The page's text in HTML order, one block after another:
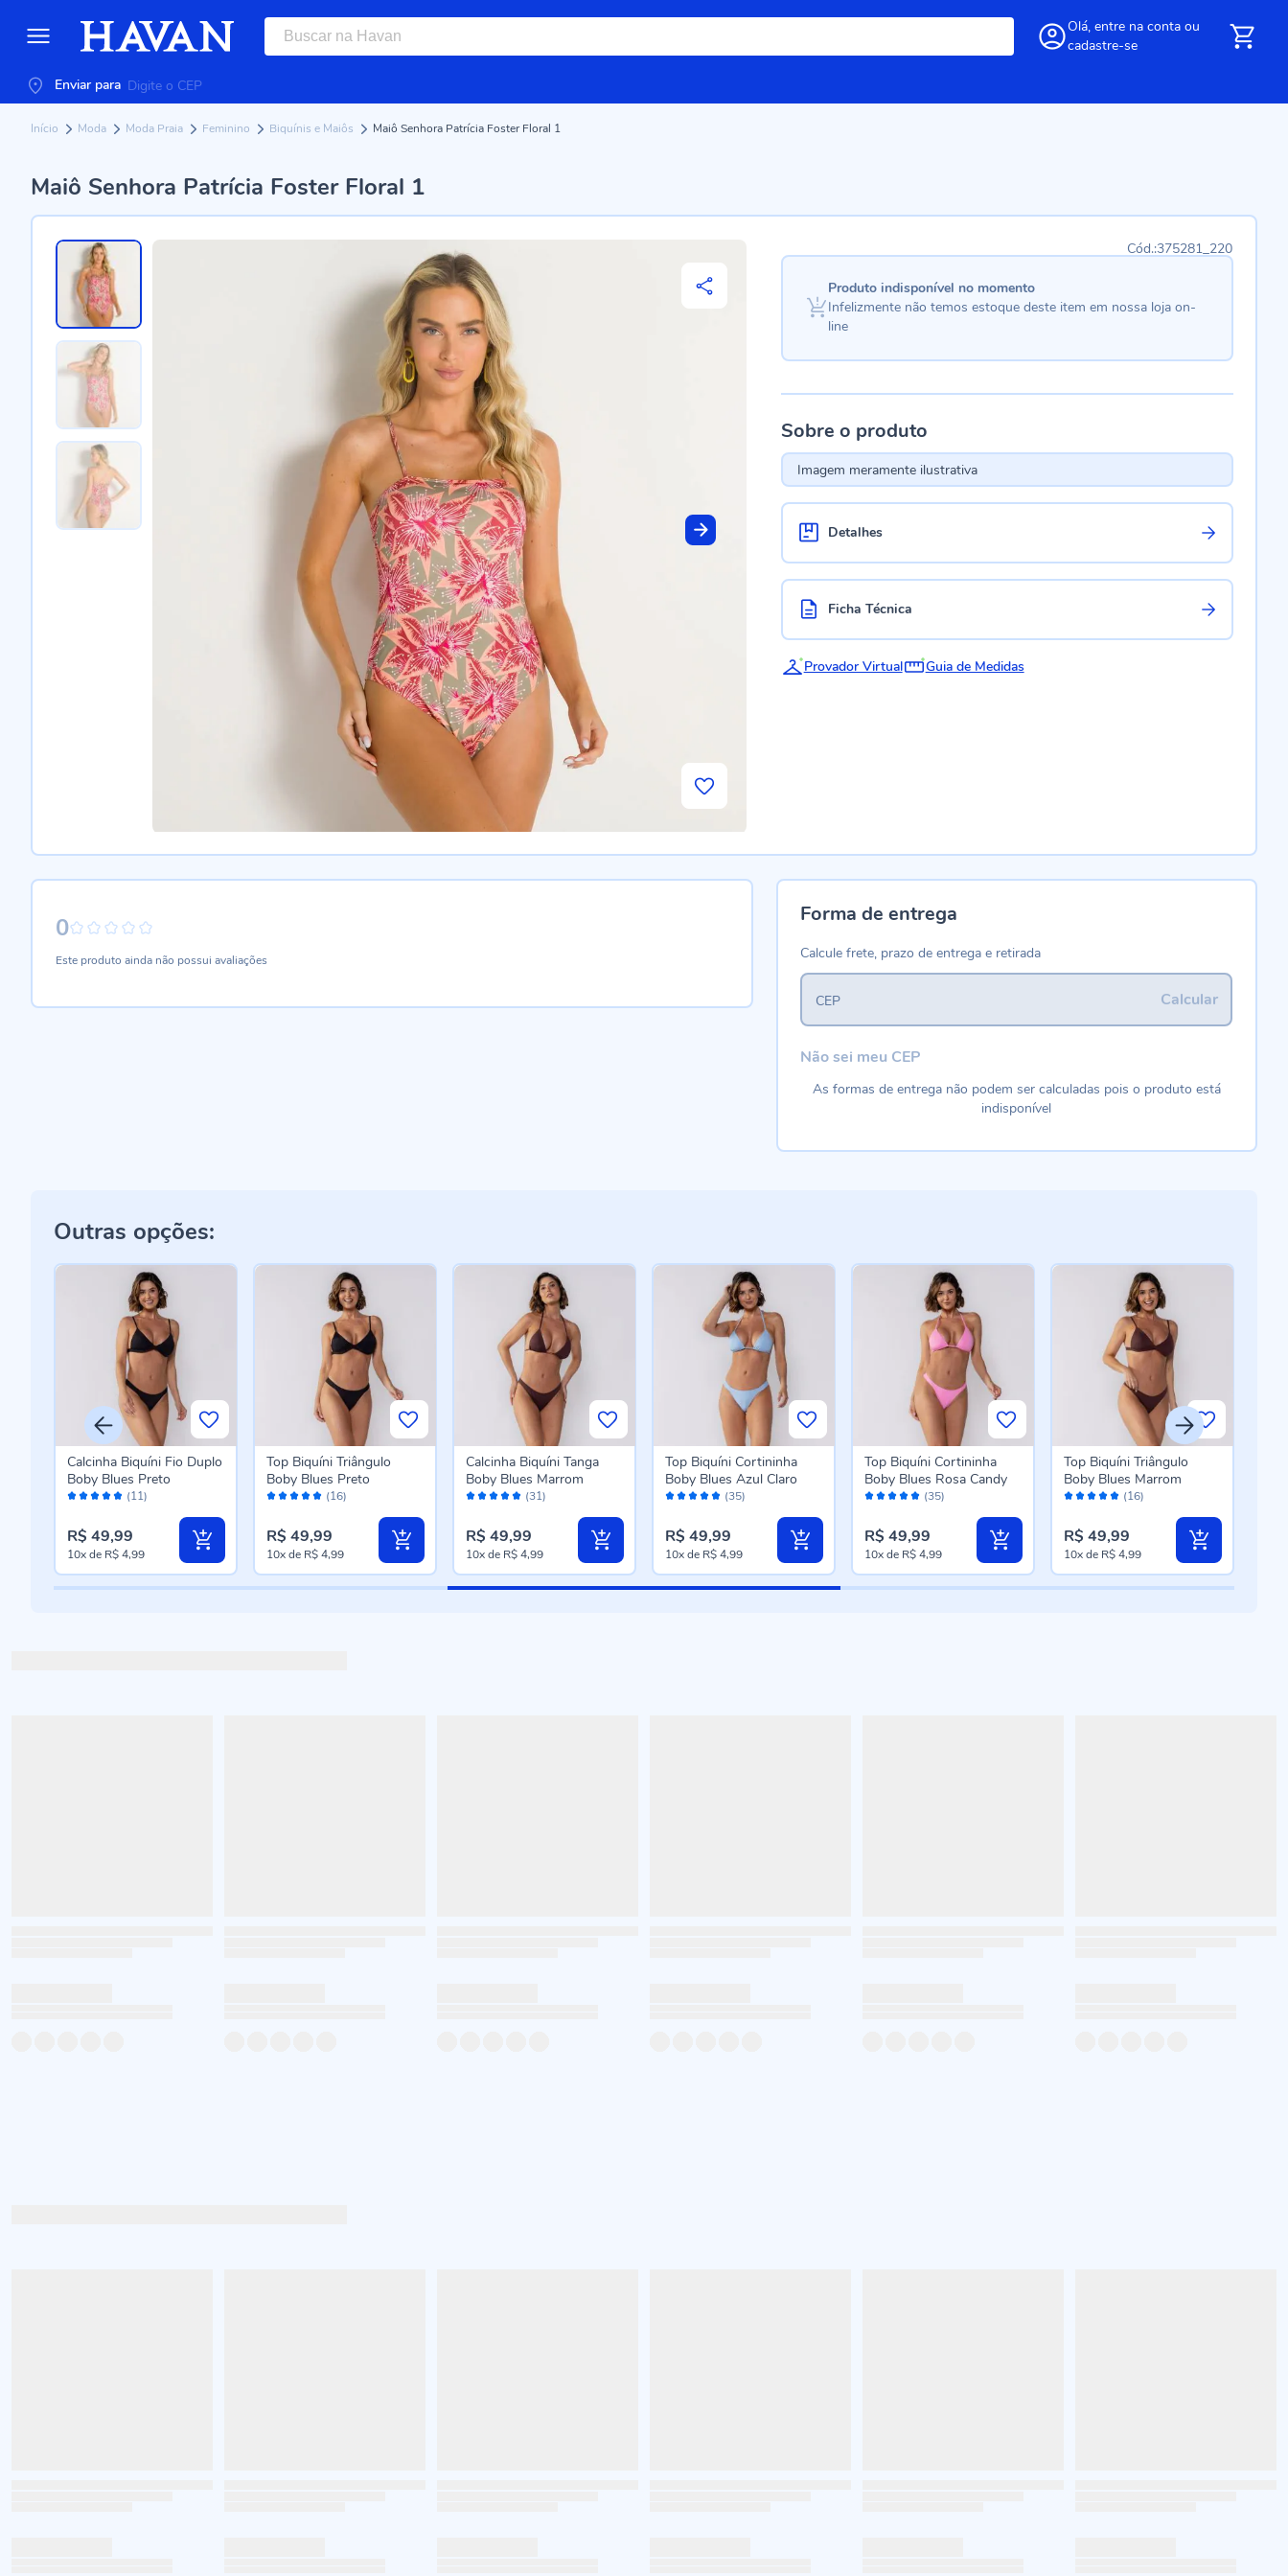
Olá, entre na conta ou
cadastre-se
Enviar para
Início Moda Moda Praia Feminino Biquínis e Maiôs Maiô Senhora Patrícia Foster Floral 1
Maiô Senhora Patrícia Foster Floral 1
375281_220
Produto indisponível no momento
Infelizmente não temos estoque deste item em nossa loja on-
line
Sobre o produto
Imagem meramente ilustrativa
Detalhes
Ficha Técnica
Provador Virtual Guia de Medidas
0
Este produto ainda não possui avaliações
Forma de entrega
Calcule frete, prazo de entrega e retirada
Calcular
CEP
Não sei meu CEP
As formas de entrega não podem ser calculadas pois o produto está
indisponível
Outras opções:
Avaliação: (11)
Calcinha Biquíni Fio Duplo
Boby Blues Preto
R$ 49,99
10xde R$ 4,99
Avaliação: (16)
Top Biquíni Triângulo
Boby Blues Preto
R$ 49,99
10xde R$ 4,99
Avaliação: (31)
Calcinha Biquíni Tanga
Boby Blues Marrom
R$ 49,99
10xde R$ 4,99
Avaliação: (35)
Top Biquíni Cortininha
Boby Blues Azul Claro
R$ 49,99
10xde R$ 4,99
Avaliação: (35)
Top Biquíni Cortininha
Boby Blues Rosa Candy
R$ 49,99
10xde R$ 4,99
Avaliação: (16)
Top Biquíni Triângulo
Boby Blues Marrom
R$ 49,99
10xde R$ 4,99